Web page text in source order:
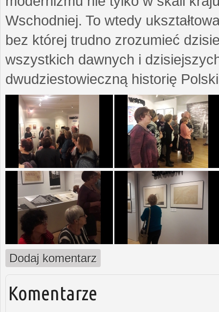
Wschodniej. To wtedy
bez której trudno zrozumieć
wszystkich dawnych i
dwudziestowieczną historię
Dodaj komentarz
Komentarze